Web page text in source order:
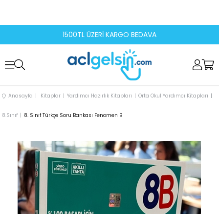
1500TL ÜZERİ KARGO BEDAVA
Anasayfa Kitaplar Yardımcı Hazırlık Kitapları Orta Okul Yardımcı Kitapları
8.Sınıf 8. Sınıf Türkçe Soru Bankası Fenomen B